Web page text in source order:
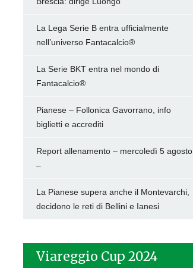
La Lega Serie B entra ufficialmente
nell’universo Fantacalcio®
La Serie BKT entra nel mondo di
Fantacalcio®
Pianese – Follonica Gavorrano, info
biglietti e accrediti
Report allenamento – mercoledì 5 agosto
–
La Pianese supera anche il Montevarchi,
decidono le reti di Bellini e Ianesi
Viareggio Cup 2024